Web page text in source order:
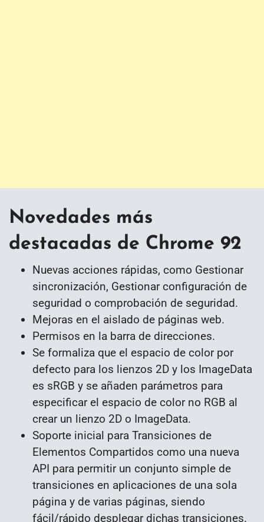
Novedades más
destacadas de Chrome 92
Nuevas acciones rápidas, como Gestionar
sincronización, Gestionar configuración de
seguridad o comprobación de seguridad.
Mejoras en el aislado de páginas web.
Permisos en la barra de direcciones.
Se formaliza que el espacio de color por
defecto para los lienzos 2D y los ImageData
es sRGB y se añaden parámetros para
especificar el espacio de color no RGB al
crear un lienzo 2D o ImageData.
Soporte inicial para Transiciones de
Elementos Compartidos como una nueva
API para permitir un conjunto simple de
transiciones en aplicaciones de una sola
página y de varias páginas, siendo
fácil/rápido desplegar dichas transiciones.